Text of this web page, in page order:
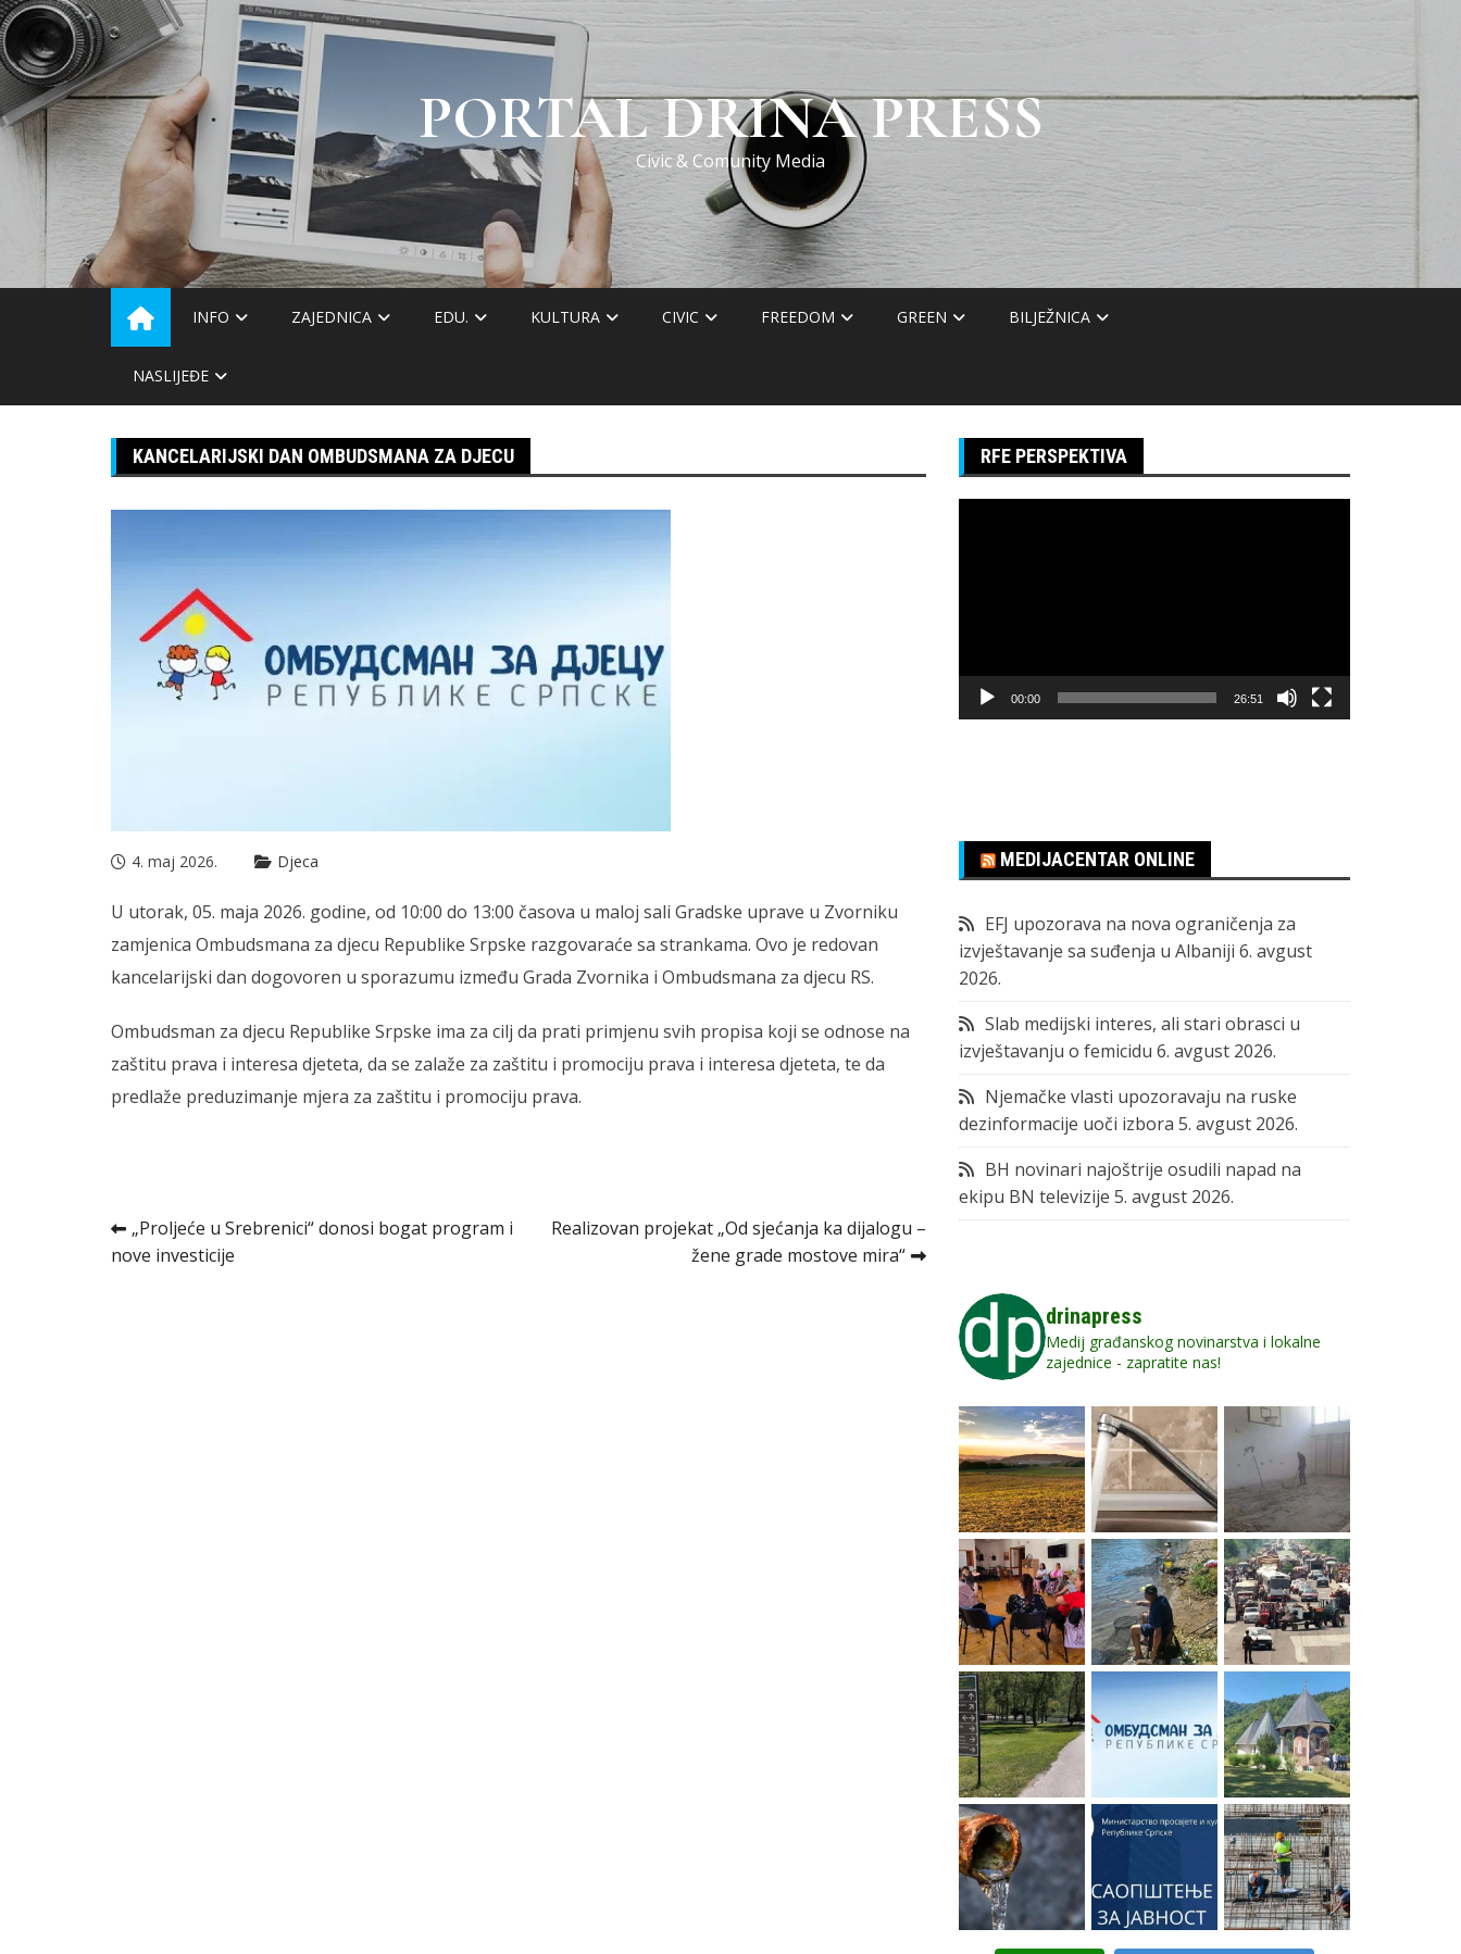
Skip
to
content
PORTAL DRINA PRESS
Civic & Comunity Media
INFO ZAJEDNICA EDU. KULTURA CIVIC FREEDOM GREEN BILJEŽNICA
NASLIJEĐE
KANCELARIJSKI DAN OMBUDSMANA ZA DJECU
4. maj 2026. Djeca
U utorak, 05. maja 2026. godine, od 10:00 do 13:00 časova u maloj sali Gradske uprave u Zvorniku
zamjenica Ombudsmana za djecu Republike Srpske razgovaraće sa strankama. Ovo je redovan
kancelarijski dan dogovoren u sporazumu između Grada Zvornika i Ombudsmana za djecu RS.
Ombudsman za djecu Republike Srpske ima za cilj da prati primjenu svih propisa koji se odnose na
zaštitu prava i interesa djeteta, da se zalaže za zaštitu i promociju prava i interesa djeteta, te da
predlaže preduzimanje mjera za zaštitu i promociju prava.
Kretanje
„Proljeće u Srebrenici“ donosi bogat program i
nove investicije
Realizovan projekat „Od sjećanja ka dijalogu –
žene grade mostove mira“
RFE PERSPEKTIVA
00:00 26:51
MEDIJACENTAR ONLINE
EFJ upozorava na nova ograničenja za
izvještavanje sa suđenja u Albaniji 6. avgust
2026.
Slab medijski interes, ali stari obrasci u
izvještavanju o femicidu 6. avgust 2026.
Njemačke vlasti upozoravaju na ruske
dezinformacije uoči izbora 5. avgust 2026.
BH novinari najoštrije osudili napad na
ekipu BN televizije 5. avgust 2026.
drinapress
Medij građanskog novinarstva i lokalne
zajednice - zapratite nas!